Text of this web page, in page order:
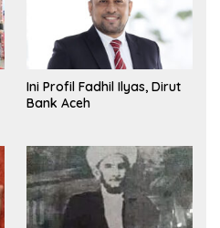
Ini Profil Fadhil Ilyas, Dirut
Bank Aceh